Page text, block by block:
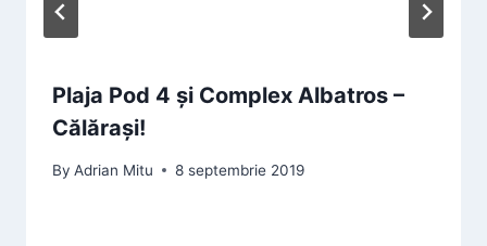
Plaja Pod 4 și Complex Albatros –
Călărași!
By Adrian Mitu 8 septembrie 2019